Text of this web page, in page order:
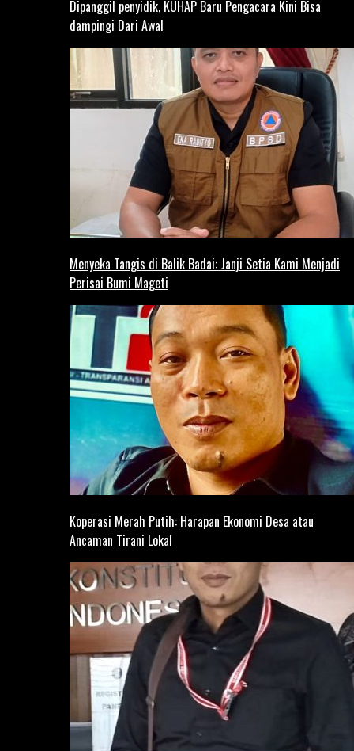
Dipanggil penyidik, KUHAP Baru Pengacara Kini Bisa
dampingi Dari Awal
Menyeka Tangis di Balik Badai: Janji Setia Kami Menjadi
Perisai Bumi Mageti
Koperasi Merah Putih: Harapan Ekonomi Desa atau
Ancaman Tirani Lokal